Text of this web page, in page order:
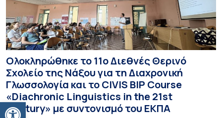
Ανοίξτε τη γραμμή εργαλείων
Ολοκληρώθηκε το 11ο Διεθνές Θερινό
Σχολείο της Νάξου για τη Διαχρονική
Γλωσσολογία και το CIVIS BIP Course
«Diachronic Linguistics in the 21st
Century» με συντονισμό του ΕΚΠΑ